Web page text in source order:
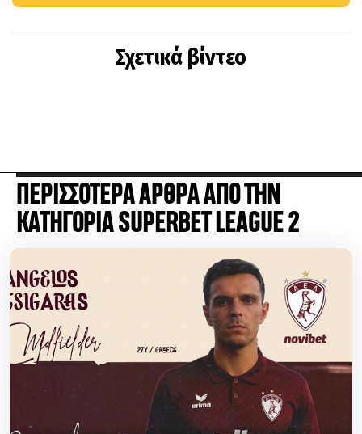
Σχετικά βίντεο
ΚΑΤΗΓΟΡΙΑ SUPERBET LEAGUE 2
Στην ΑΕΛ Novibet ο Τσιγγάρας